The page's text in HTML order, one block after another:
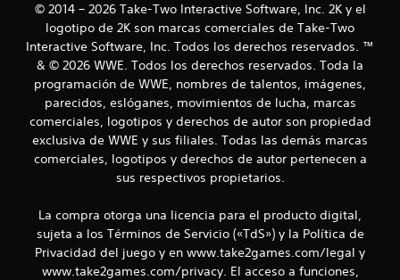
l
l
a
s
e
u
n
© 2014 – 2026 Take-Two Interactive Software, Inc. 2K y el
logotipo de 2K son marcas comerciales de Take-Two
Interactive Software, Inc. Todos los derechos reservados. ™
& © 2026 WWE. Todos los derechos reservados. Toda la
programación de WWE, nombres de talentos, imágenes,
parecidos, eslóganes, movimientos de lucha, marcas
comerciales, logotipos y derechos de autor son propiedad
exclusiva de WWE y sus filiales. Todas las demás marcas
comerciales, logotipos y derechos de autor pertenecen a
sus respectivos propietarios.
La compra otorga una licencia para el producto digital,
sujeta a los Términos de Servicio («TdS») y la Política de
Privacidad del juego y en www.take2games.com/legal y
www.take2games.com/privacy. El acceso a funciones,